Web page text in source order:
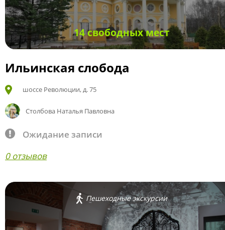
14 свободных мест
Ильинская слобода
шоссе Революции, д. 75
Столбова Наталья Павловна
Ожидание записи
0 отзывов
Пешеходные экскурсии